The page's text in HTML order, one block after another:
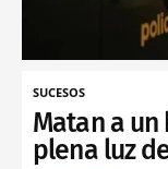
SUCESOS
Matan a
plena luz